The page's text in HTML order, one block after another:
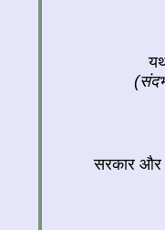
सरकार और